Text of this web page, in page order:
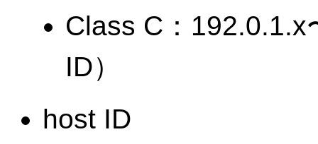
Class C：
ID）
host ID